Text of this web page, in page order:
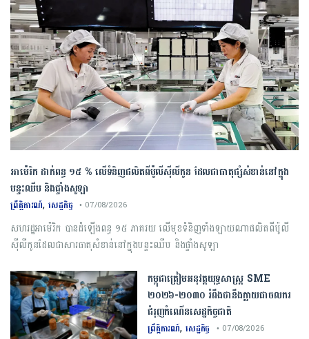
អាម៉េរិក ដាក់ពន្ធ ១៥ % លើទំនិញផលិតពីប៉ូលីស៊ីលីកូន ដែលជាធាតុផ្សំសំខាន់នៅក្នុង
បន្ទះឈីប និងផ្ទាំងសូឡា
ព្រឹត្តិការណ៍, សេដ្ឋកិច្ច • 07/08/2026
សហរដ្ឋអាម៉េរិក បានដំឡើងពន្ធ ១៥ ភាគរយ លើមុខទំនិញទាំងឡាយណាផលិតពីប៉ូលី
ស៊ីលីកូនដែលជាសារធាតុសំខាន់នៅក្នុងបន្ទះឈីប និងផ្ទាំងសូឡា
កម្ពុជា​ត្រៀមអនុវត្ត​យុទ្ធសាស្ត្រ​ ​SME​ ​
២០២៦​-​២០៣០​ រំពឹងថានឹងក្លាយ​ជា​ចលករ​
ជំរុញ​កំណើន​សេដ្ឋកិច្ច​ជាតិ​
ព្រឹត្តិការណ៍, សេដ្ឋកិច្ច • 07/08/2026